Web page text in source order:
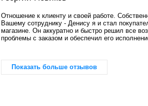
Отношение к клиенту и своей работе.
Вашему сотруднику - Денису я и стал
магазине. Он аккуратно и быстро решил все
проблемы с заказом и обеспечил его
Показать больше отзывов